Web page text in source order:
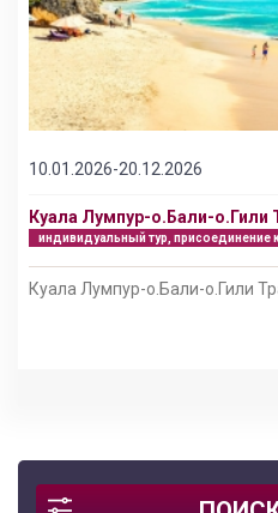
10.01.2026-20.12.2026
Куала Лумпур-о.Бали-
индивидуальный тур, присоединение
Куала Лумпур-о.Бали-о.Гили